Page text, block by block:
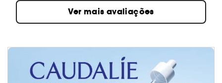
Ver mais avaliações